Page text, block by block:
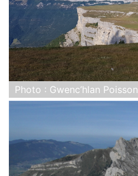
Photo : Gwenc’hlan Poisson